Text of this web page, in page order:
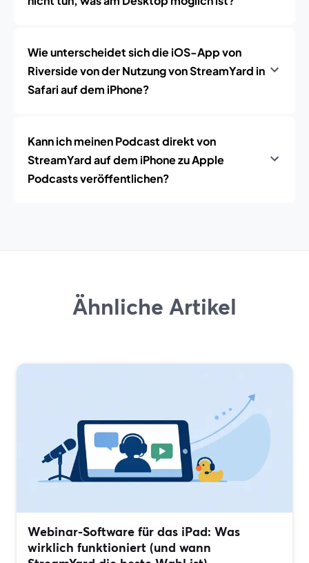
Wie unterscheidet sich die iOS-App von
Riverside von der Nutzung von StreamYard in
Safari auf dem iPhone?
Kann ich meinen Podcast direkt von
StreamYard auf dem iPhone zu Apple
Podcasts veröffentlichen?
Ähnliche Artikel
Webinar-Software für das iPad: Was
wirklich funktioniert (und wann